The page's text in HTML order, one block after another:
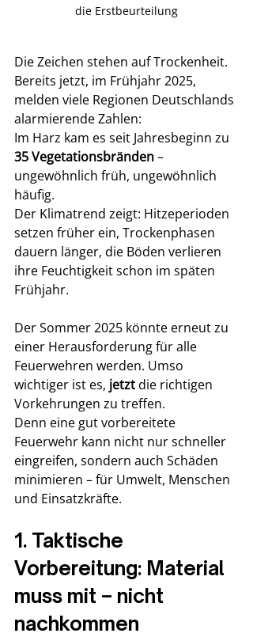
die Erstbeurteilung
Die Zeichen stehen auf Trockenheit.
Bereits jetzt, im Frühjahr 2025,
melden viele Regionen Deutschlands
alarmierende Zahlen:
Im Harz kam es seit Jahresbeginn zu
35 Vegetationsbränden –
ungewöhnlich früh, ungewöhnlich
häufig.
Der Klimatrend zeigt: Hitzeperioden
setzen früher ein, Trockenphasen
dauern länger, die Böden verlieren
ihre Feuchtigkeit schon im späten
Frühjahr.
Der Sommer 2025 könnte erneut zu
einer Herausforderung für alle
Feuerwehren werden. Umso
wichtiger ist es, jetzt die richtigen
Vorkehrungen zu treffen.
Denn eine gut vorbereitete
Feuerwehr kann nicht nur schneller
eingreifen, sondern auch Schäden
minimieren – für Umwelt, Menschen
und Einsatzkräfte.
1. Taktische
Vorbereitung: Material
muss mit – nicht
nachkommen